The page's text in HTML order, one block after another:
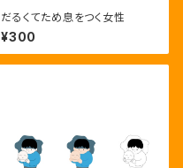
だるくてため息をつく女性
¥300